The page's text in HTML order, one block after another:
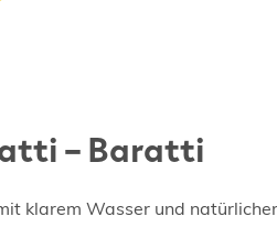
– Baratti
klarem Wasser und